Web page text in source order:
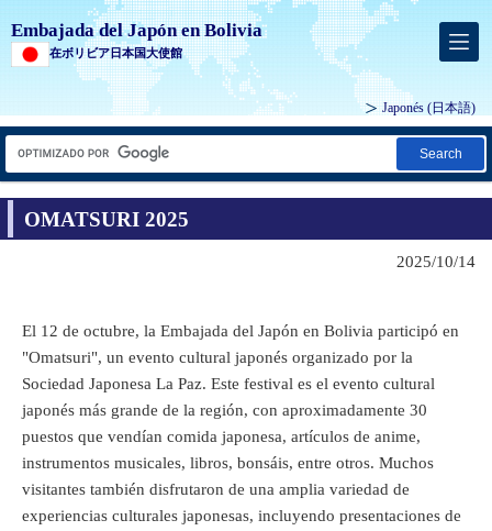
Embajada del Japón en Bolivia
在ボリビア日本国大使館
Japonés (日本語)
Search
OMATSURI 2025
2025/10/14
El 12 de octubre, la Embajada del Japón en Bolivia participó en
"Omatsuri", un evento cultural japonés organizado por la
Sociedad Japonesa La Paz. Este festival es el evento cultural
japonés más grande de la región, con aproximadamente 30
puestos que vendían comida japonesa, artículos de anime,
instrumentos musicales, libros, bonsáis, entre otros. Muchos
visitantes también disfrutaron de una amplia variedad de
experiencias culturales japonesas, incluyendo presentaciones de